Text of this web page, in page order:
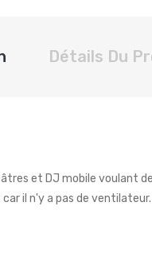
Détails Du
et DJ mobile voulant
il n'y a pas de